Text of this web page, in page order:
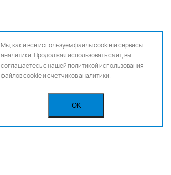
Мы, как и все используем файлы cookie и сервисы
аналитики. Продолжая использовать сайт, вы
соглашаетесь с нашейполитикой использования
файлов cookie и счетчиков аналитики.
OK